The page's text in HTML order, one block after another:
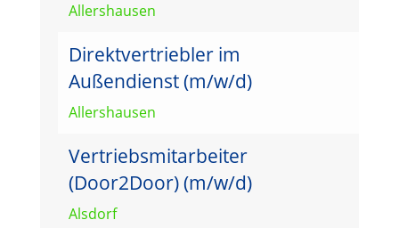
Allershausen
Direktvertriebler im
Außendienst (m/w/d)
Allershausen
Vertriebsmitarbeiter
(Door2Door) (m/w/d)
Alsdorf